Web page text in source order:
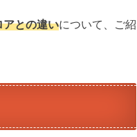
アとの違いについて、ご紹